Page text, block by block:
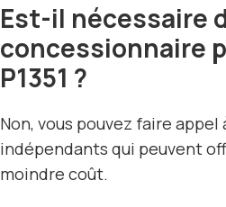
Est-il nécessaire
concessionnaire
P1351 ?
Non, vous pouvez faire appel
indépendants qui peuvent
moindre coût.